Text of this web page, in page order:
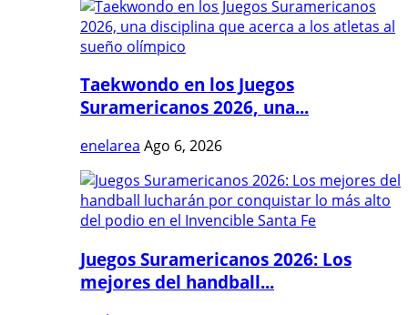
Taekwondo en los Juegos
Suramericanos 2026, una...
enelarea Ago 6, 2026
Juegos Suramericanos 2026: Los
mejores del handball...